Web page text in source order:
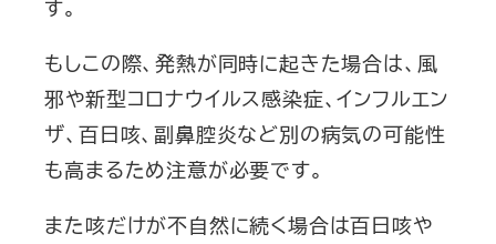
す。
もしこの際、発熱が同時に起きた場合は、風
邪や新型コロナウイルス感染症、インフルエン
ザ、百日咳、副鼻腔炎など別の病気の可能性
も高まるため注意が必要です。
また咳だけが不自然に続く場合は百日咳や